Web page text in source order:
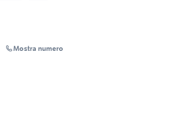
Mostra numero